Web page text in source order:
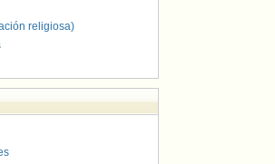
religiosa)